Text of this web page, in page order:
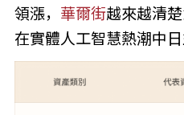
領漲， 華爾街越來越清
在實體人工智慧熱潮中日